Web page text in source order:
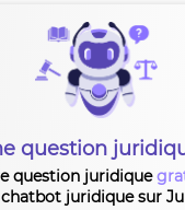
question
question juridique
juridique sur